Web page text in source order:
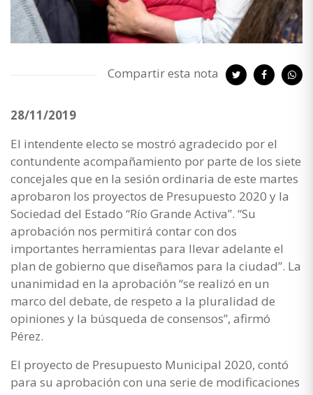
Compartir esta nota
28/11/2019
El intendente electo se mostró agradecido por el
contundente acompañamiento por parte de los siete
concejales que en la sesión ordinaria de este martes
aprobaron los proyectos de Presupuesto 2020 y la
Sociedad del Estado “Río Grande Activa”. “Su
aprobación nos permitirá contar con dos
importantes herramientas para llevar adelante el
plan de gobierno que diseñamos para la ciudad”. La
unanimidad en la aprobación “se realizó en un
marco del debate, de respeto a la pluralidad de
opiniones y la búsqueda de consensos”, afirmó
Pérez.
El proyecto de Presupuesto Municipal 2020, contó
para su aprobación con una serie de modificaciones